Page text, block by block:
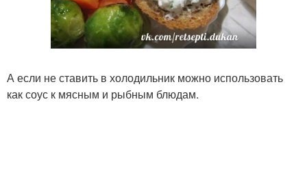
А если не ставить в холодильник можно использовать
как соус к мясным и рыбным блюдам.